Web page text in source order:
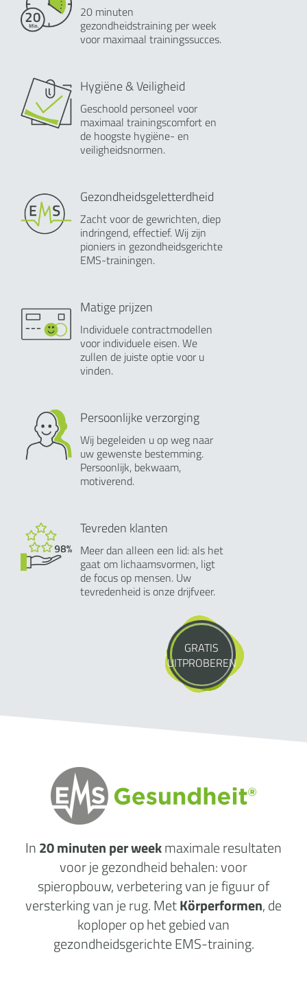
20 minuten
gezondheidstraining per week
voor maximaal trainingssucces.
Hygiëne & Veiligheid
Geschoold personeel voor
maximaal trainingscomfort en
de hoogste hygiëne- en
veiligheidsnormen.
Gezondheidsgeletterdheid
Zacht voor de gewrichten, diep
indringend, effectief. Wij zijn
pioniers in gezondheidsgerichte
EMS-trainingen.
Matige prijzen
Individuele contractmodellen
voor individuele eisen. We
zullen de juiste optie voor u
vinden.
Persoonlijke verzorging
Wij begeleiden u op weg naar
uw gewenste bestemming.
Persoonlijk, bekwaam,
motiverend.
Tevreden klanten
Meer dan alleen een lid: als het
gaat om lichaamsvormen, ligt
de focus op mensen. Uw
tevredenheid is onze drijfveer.
GRATIS
UITPROBEREN
In20 minuten per weekmaximaleresultaten
voor je gezondheid behalen: voor
spieropbouw, verbetering van je figuur of
versterking van je rug. MetKörperformen, de
koploper op het gebied van
gezondheidsgerichte EMS-training.